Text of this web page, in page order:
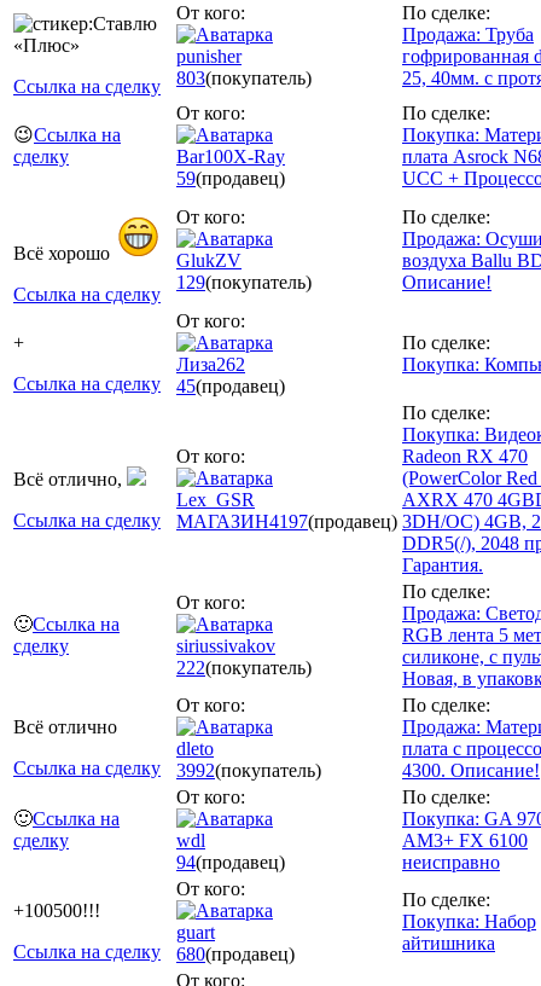
Ссылка на сделку
От кого:
punisher
803(покупатель)
По сделке:
Продажа: Труба
гофрированная
25, 40мм. с
😉Ссылка на
сделку
От кого:
Bar100X-Ray
59(продавец)
По сделке:
Покупка:
плата Asrock
UCC +
Всё хорошо
Ссылка на сделку
От кого:
GlukZV
129(покупатель)
По сделке:
Продажа:
воздуха Ballu
Описание!
+
Ссылка на сделку
От кого:
Лиза262
45(продавец)
По сделке:
Покупка:
Всё отлично,
Ссылка на сделку
От кого:
Lex_GSR
МАГАЗИН4197(продавец)
По сделке:
Покупка:
Radeon RX 470
(PowerColor
AXRX 470
3DH/OC) 4GB,
DDR5(/), 2048
Гарантия.
🙂Ссылка на
сделку
От кого:
siriussivakov
222(покупатель)
По сделке:
Продажа:
RGB лента 5
силиконе, с
Новая, в
Всё отлично
Ссылка на сделку
От кого:
dleto
3992(покупатель)
По сделке:
Продажа:
плата с
4300. Описание!
🙂Ссылка на
сделку
От кого:
wdl
94(продавец)
По сделке:
Покупка: GA
AM3+ FX 6100
неисправно
+100500!!!
Ссылка на сделку
От кого:
guart
680(продавец)
По сделке:
Покупка: Набор
айтишника
От кого: